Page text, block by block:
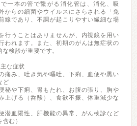
一本の管で繋がる消化管は、消化、吸
からの細菌やウイルスにさらされる「免
線であり、不調が起こりやすい繊細な場
行うことはありませんが、内視鏡を用い
われます。また、初期のがんは無症状の
検診が重要です。
な症状
痛み、吐き気や嘔吐、下痢、血便や黒い
ど
秘や下痢、胃もたれ、お腹の張り、胸や
上げる（呑酸）、食欲不振、体重減少な
潜血陽性、肝機能の異常、がん検診など
む）